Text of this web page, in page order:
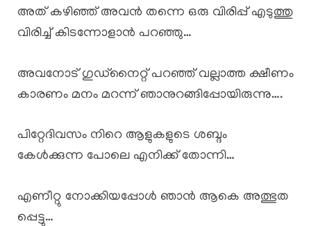
അത് കഴിഞ്ഞ് അവൻ തന്നെ ഒരു വിരിപ്പ് എടുത്തു
വിരിച്ച് കിടന്നോളാൻ പറഞ്ഞു…
അവനോട് ഗുഡ്നൈറ്റ് പറഞ്ഞ് വല്ലാത്ത ക്ഷീണം
കാരണം മനം മറന്ന് ഞാനുറങ്ങിപ്പോയിരുന്നു….
പിറ്റേദിവസം നിറെ ആളുകളുടെ ശബ്ദം
കേൾക്കുന്ന പോലെ എനിക്ക് തോന്നി…
എണീറ്റു നോക്കിയപ്പോൾ ഞാൻ ആകെ അത്ഭുത
പ്പെട്ടു…